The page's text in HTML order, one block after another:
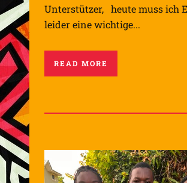
Unterstützer, heute muss ich
leider eine wichtige...
READ MORE